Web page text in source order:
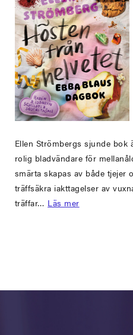
Ellen Strömbergs sjunde bok
rolig bladvändare för
smärta skapas av både tjejer
träffsäkra iakttagelser av
träffar… Läs mer